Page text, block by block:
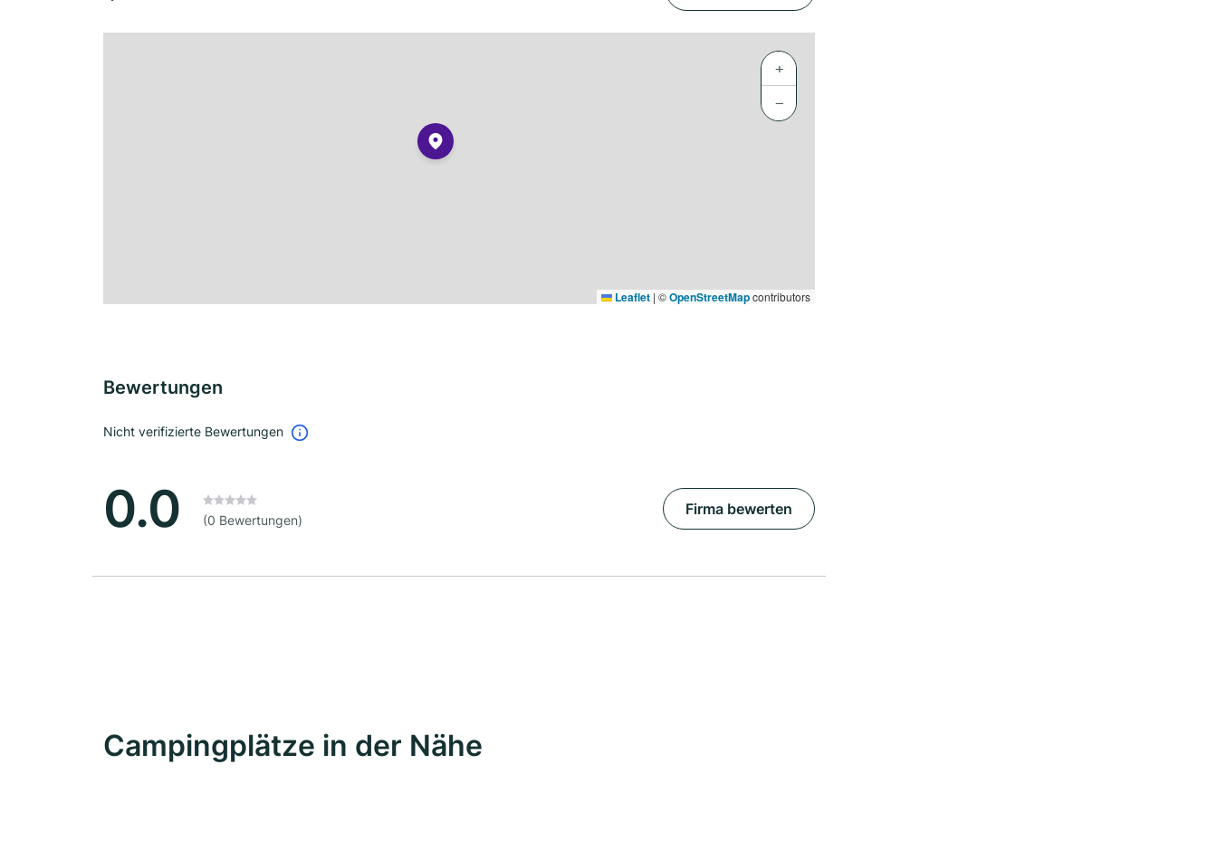
+
−
Leaflet | ©OpenStreetMapcontributors
Bewertungen
Nicht verifizierte Bewertungen
0.0 (0 Bewertungen)
Firma bewerten
Campingplätze in der Nähe